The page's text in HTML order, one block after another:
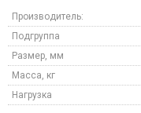
Производитель:
Подгруппа
Размер, мм
Масса, кг
Нагрузка